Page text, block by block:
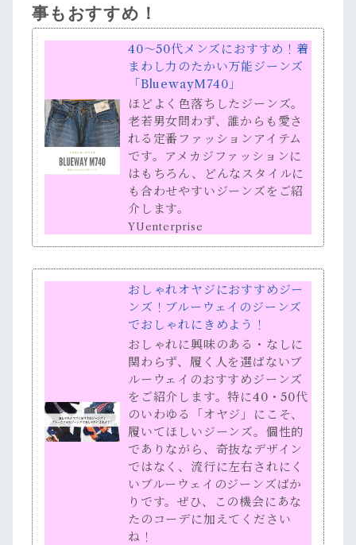
事もおすすめ！
40～50代メンズにおすすめ！着
まわし力のたかい万能ジーンズ
「BluewayM740」
ほどよく色落ちしたジーンズ。
老若男女問わず、誰からも愛さ
れる定番ファッションアイテム
です。アメカジファッションに
はもちろん、どんなスタイルに
も合わせやすいジーンズをご紹
介します。
YUenterprise
おしゃれオヤジにおすすめジー
ンズ！ブルーウェイのジーンズ
でおしゃれにきめよう！
おしゃれに興味のある・なしに
関わらず、履く人を選ばないブ
ルーウェイのおすすめジーンズ
をご紹介します。特に40・50代
のいわゆる「オヤジ」にこそ、
履いてほしいジーンズ。個性的
でありながら、奇抜なデザイン
ではなく、流行に左右されにく
いブルーウェイのジーンズばか
りです。ぜひ、この機会にあな
たのコーデに加えてください
ね！